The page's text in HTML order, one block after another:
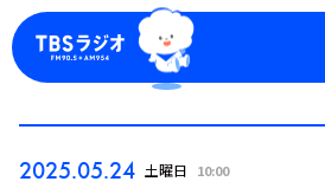
2025.05.24 土曜日 10:00